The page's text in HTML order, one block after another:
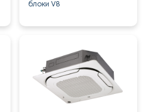
блоки V8